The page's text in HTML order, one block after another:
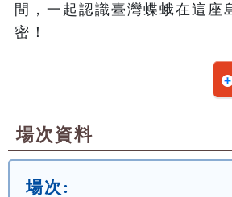
間，一起認識臺灣蝶蛾在這座
密！
場次資料
場次: